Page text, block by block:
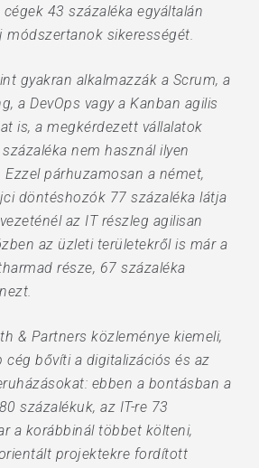
43 százaléka egyáltalán
módszertanok sikerességét.
gyakran alkalmazzák a Scrum, a
a DevOps vagy a Kanban agilis
is, a megkérdezett vállalatok
nem használ ilyen
párhuzamosan a német,
döntéshozók 77 százaléka látja
az IT részleg agilisan
az üzleti területekről is már a
része, 67 százaléka
& Partners közleménye kiemeli,
cég bővíti a digitalizációs és az
ebben a bontásban a
százalékuk, az IT-re 73
a korábbinál többet költeni,
projektekre fordított